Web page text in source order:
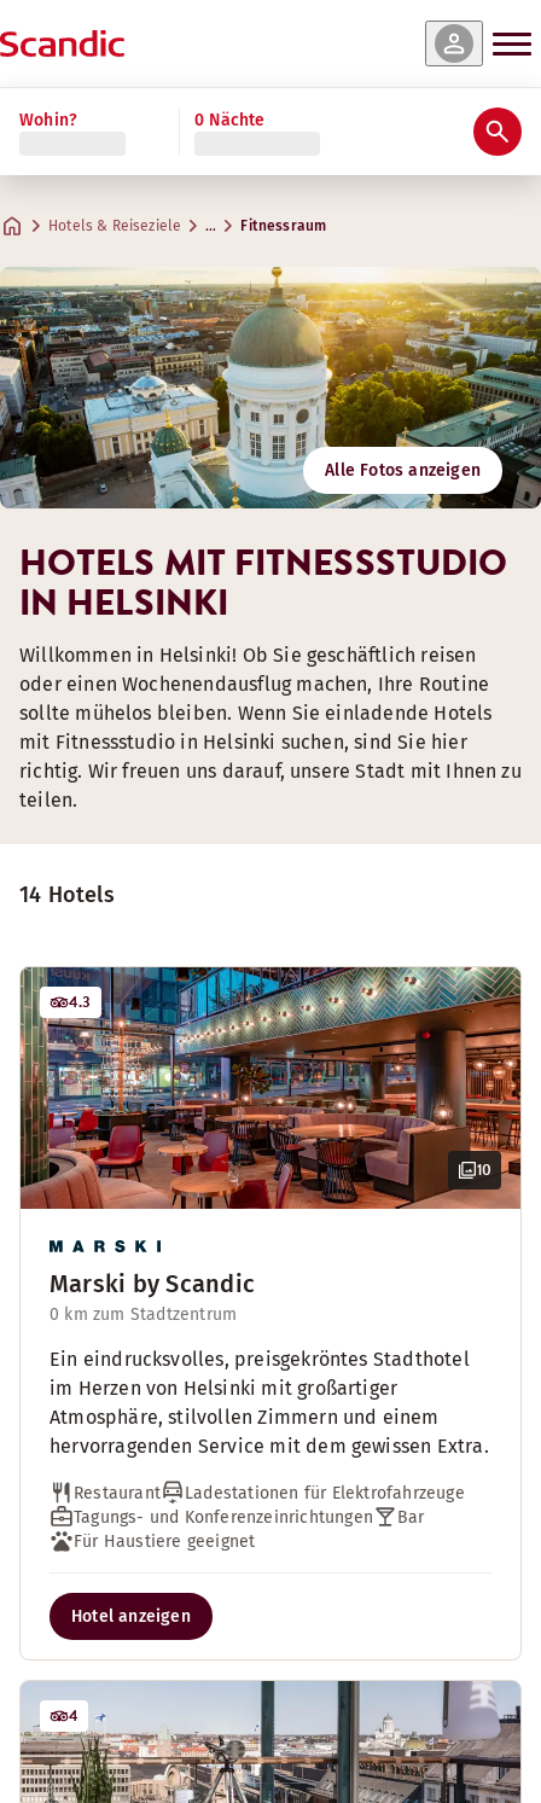
Wohin? 0 Nächte
Hotels & Reiseziele … Fitnessraum
Alle Fotos anzeigen
14 Hotels
10
4.3
Marski by Scandic
0 km zum Stadtzentrum
Ein eindrucksvolles, preisgekröntes Stadthotel
im Herzen von Helsinki mit großartiger
Atmosphäre, stilvollen Zimmern und einem
hervorragenden Service mit dem gewissen Extra.
Restaurant
Ladestationen für Elektrofahrzeuge
Tagungs- und Konferenzeinrichtungen
Bar
Für Haustiere geeignet
Hotel anzeigen
4
HOTELS MIT FITNESSSTUDIO
IN HELSINKI
Willkommen in Helsinki! Ob Sie geschäftlich reisen
oder einen Wochenendausflug machen, Ihre Routine
sollte mühelos bleiben. Wenn Sie einladende Hotels
mit Fitnessstudio in Helsinki suchen, sind Sie hier
richtig. Wir freuen uns darauf, unsere Stadt mit Ihnen zu
teilen.